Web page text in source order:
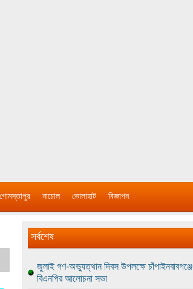
গোমস্তাপুর নাচোল ভোলাহাট বিজ্ঞাপন
সর্বশেষ
জুলাই গণ-অভ্যুত্থান দিবস উপলক্ষে চাঁপাইনবাবগঞ্জে
বিএনপির আলোচনা সভা